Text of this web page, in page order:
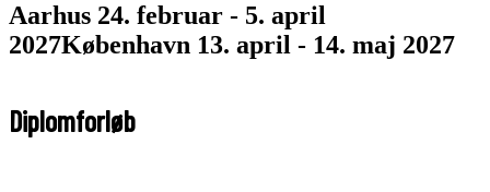
Aarhus 24. februar - 5. april
2027København 13. april - 14. maj 2027
Diplomforløb